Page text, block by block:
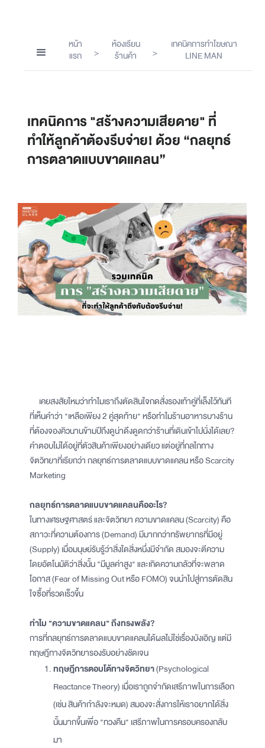
หน้า
แรก
>
ห้องเรียน
ร้านค้า
>
เทคนิคการทำโฆษณา
LINE MAN
เทคนิคการ "สร้างความเสียดาย" ที่
ทำให้ลูกค้าต้องรีบจ่าย! ด้วย “กลยุทธ์
การตลาดแบบขาดแคลน”
เคยสงสัยไหมว่าทำไมเราถึงตัดสินใจกดสั่งรองเท้าคู่ที่เล็งไว้ทันที
ที่เห็นคำว่า "เหลือเพียง 2 คู่สุดท้าย" หรือทำไมร้านอาหารบางร้าน
ที่ต้องจองคิวนานข้ามปีถึงดูน่าดึงดูดกว่าร้านที่เดินเข้าไปนั่งได้เลย?
คำตอบไม่ได้อยู่ที่ตัวสินค้าเพียงอย่างเดียว แต่อยู่ที่กลไกทาง
จิตวิทยาที่เรียกว่า กลยุทธ์การตลาดแบบขาดแคลน หรือ Scarcity
Marketing
กลยุทธ์การตลาดแบบขาดแคลนคืออะไร?
ในทางเศรษฐศาสตร์ และจิตวิทยา ความขาดแคลน (Scarcity) คือ
สภาวะที่ความต้องการ (Demand) มีมากกว่าทรัพยากรที่มีอยู่
(Supply) เมื่อมนุษย์รับรู้ว่าสิ่งใดสิ่งหนึ่งมีจำกัด สมองจะตีความ
โดยอัตโนมัติว่าสิ่งนั้น "มีมูลค่าสูง" และเกิดความกลัวที่จะพลาด
โอกาส (Fear of Missing Out หรือ FOMO) จนนำไปสู่การตัดสิน
ใจซื้อที่รวดเร็วขึ้น
ทำไม "ความขาดแคลน" ถึงทรงพลัง?
การที่กลยุทธ์การตลาดแบบขาดแคลนได้ผลไม่ใช่เรื่องบังเอิญ แต่มี
ทฤษฎีทางจิตวิทยารองรับอย่างชัดเจน
ทฤษฎีการตอบโต้ทางจิตวิทยา(Psychological
Reactance Theory) เมื่อเราถูกจำกัดเสรีภาพในการเลือก
(เช่น สินค้ากำลังจะหมด) สมองจะสั่งการให้เราอยากได้สิ่ง
นั้นมากขึ้นเพื่อ "ทวงคืน" เสรีภาพในการครอบครองกลับ
มา